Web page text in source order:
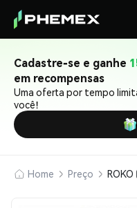
Cadastre-se e ganhe
em recompensas
Uma oferta por tempo
você!
Home Preço